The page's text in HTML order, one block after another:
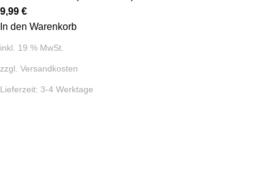
9,99 €
In den Warenkorb
inkl. 19 % MwSt.
zzgl. Versandkosten
Lieferzeit: 3-4 Werktage